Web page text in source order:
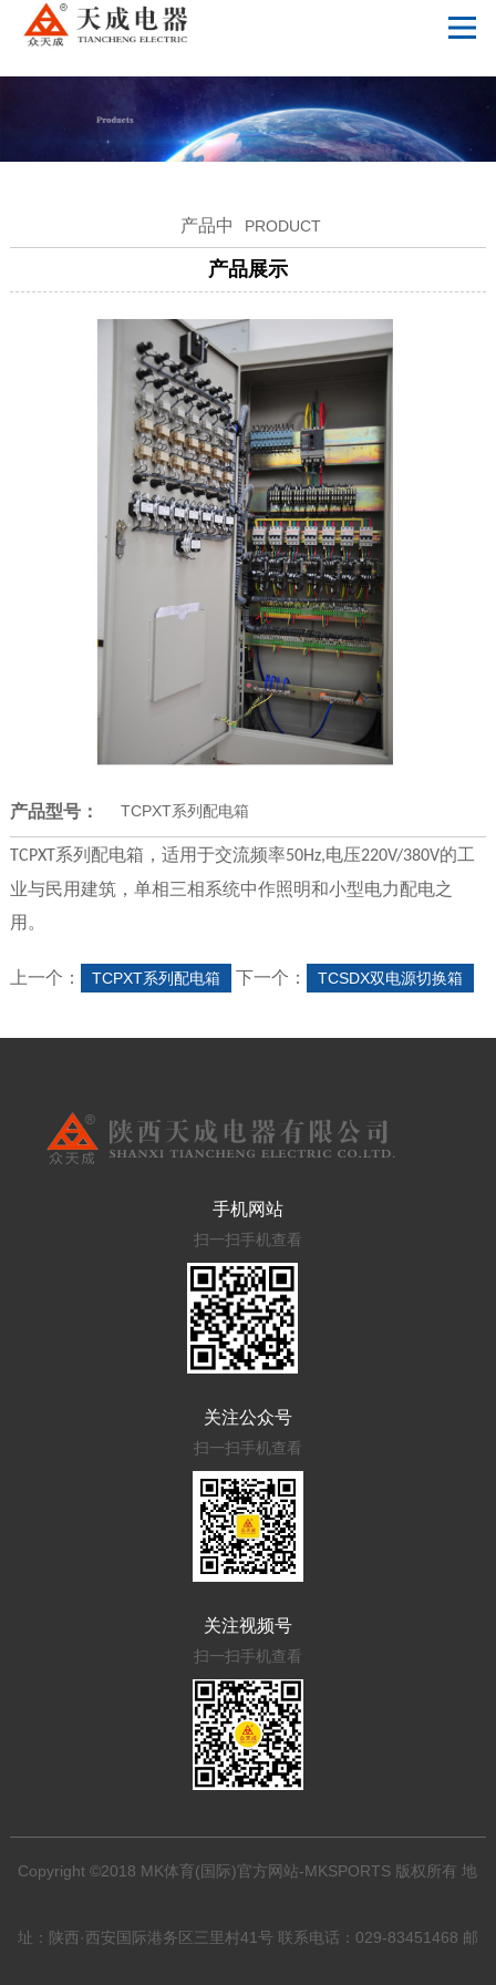
MK体育(国际)官方网站
产品中 PRODUCT
产品展示
产品型号： TCPXT系列配电箱
TCPXT系列配电箱，适用于交流频率50Hz,电压220V/380V的工
业与民用建筑，单相三相系统中作照明和小型电力配电之
用。
上一个： TCPXT系列配电箱 下一个： TCSDX双电源切换箱
手机网站
扫一扫手机查看
关注公众号
扫一扫手机查看
关注视频号
扫一扫手机查看
Copyright ©2018 MK体育(国际)官方网站-MKSPORTS 版权所有 地
址：陕西·西安国际港务区三里村41号 联系电话：029-83451468 邮